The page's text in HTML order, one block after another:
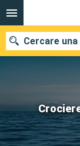
Cercare
Le nostre
Mesi di